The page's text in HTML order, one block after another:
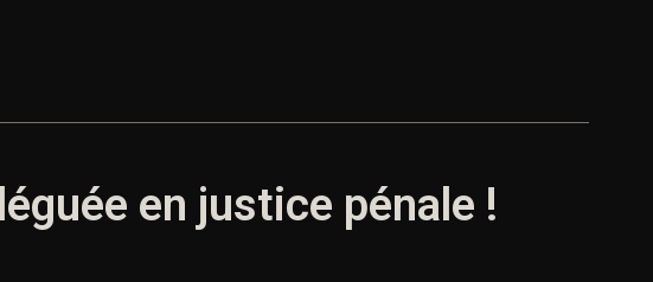
en justice pénale !